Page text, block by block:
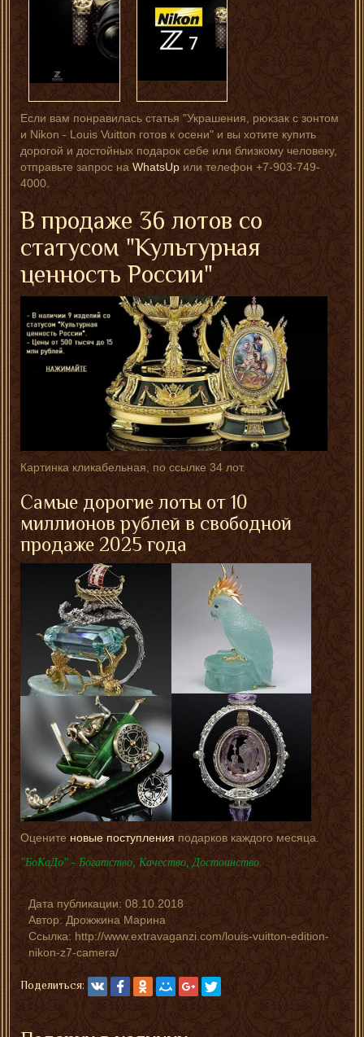
Если вам понравилась статья "Украшения, рюкзак с зонтом
и Nikon - Louis Vuitton готов к осени" и вы хотите купить
дорогой и достойных подарок себе или близкому человеку,
отправьте запрос наWhatsUp или телефон +7-903-749-
4000.
В продаже 36 лотов со
статусом "Культурная
ценность России"
Картинка кликабельная, по ссылке 34 лот.
Самые дорогие лоты от 10
миллионов рублей в свободной
продаже 2025 года
Оценитеновые поступления подарков каждого месяца.
"БоКаДо" - Богатство, Качество, Достоинство.
Дата публикации:08.10.2018
Автор:Дрожжина Марина
Ссылка: http://www.extravaganzi.com/louis-vuitton-edition-
nikon-z7-camera/
Поделиться: